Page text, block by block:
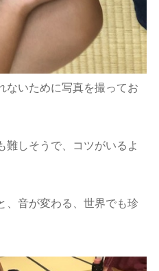
ないために写真を撮ってお
難しそうで、コツがいるよ
、音が変わる、世界でも珍